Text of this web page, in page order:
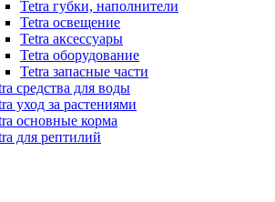
Tetra губки, наполнители
Tetra освещение
Tetra аксессуары
Tetra оборудование
Tetra запасные части
средства для воды
уход за растениями
основные корма
для рептилий